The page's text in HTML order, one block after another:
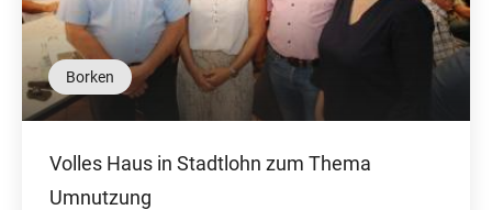
Borken
Volles Haus in Stadtlohn zum Thema
Umnutzung